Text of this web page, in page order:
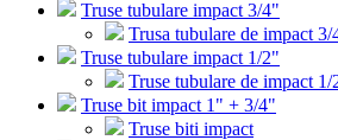
Truse tubulare impact 3/4"
Trusa tubulare de impact 3/
Truse tubulare impact 1/2"
Truse tubulare de impact 1/
Truse bit impact 1" + 3/4"
Truse biti impact